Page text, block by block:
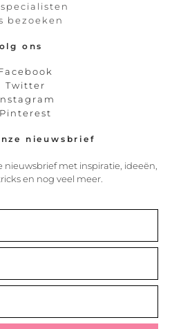
bezoeken
ons
Twitter
Pinterest
nieuwsbrief
nieuwsbrief met inspiratie, ideeën,
en nog veel meer.